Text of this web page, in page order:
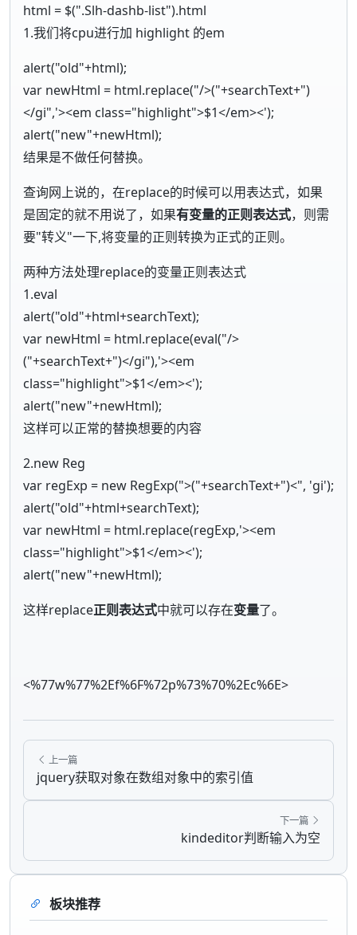
html = $(".Slh-dashb-list").html
1.我们将cpu进行加 highlight 的em
alert("old"+html);
var newHtml = html.replace("/>("+searchText+")
</gi",'><em class="highlight">$1</em><');
alert("new"+newHtml);
结果是不做任何替换。
查询网上说的，在replace的时候可以用表达式，如果
是固定的就不用说了，如果有变量的正则表达式，则需
要"转义"一下,将变量的正则转换为正式的正则。
两种方法处理replace的变量正则表达式
1.eval
alert("old"+html+searchText);
var newHtml = html.replace(eval("/>
("+searchText+")</gi"),'><em
class="highlight">$1</em><');
alert("new"+newHtml);
这样可以正常的替换想要的内容
2.new Reg
var regExp = new RegExp(">("+searchText+")<", 'gi');
alert("old"+html+searchText);
var newHtml = html.replace(regExp,'><em
class="highlight">$1</em><');
alert("new"+newHtml);
这样replace正则表达式中就可以存在变量了。
<%77w%77%2Ef%6F%72p%73%70%2Ec%6E>
上一篇
jquery获取对象在数组对象中的索引值
下一篇
kindeditor判断输入为空
板块推荐